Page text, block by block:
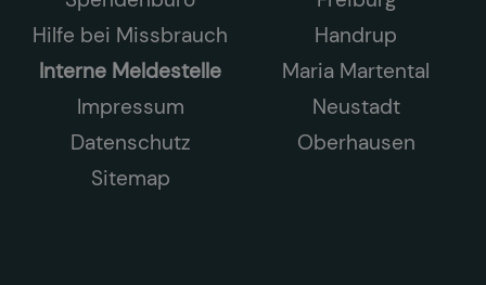
Hilfe bei Missbrauch
Interne Meldestelle
Impressum
Datenschutz
Sitemap
Handrup
Maria Martental
Neustadt
Oberhausen